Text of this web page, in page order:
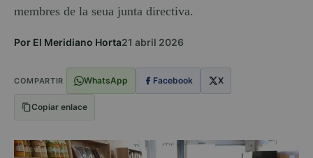
membres de la seua junta directiva.
Por El Meridiano Horta21 abril 2026
COMPARTIR WhatsApp Facebook X
Copiar enlace